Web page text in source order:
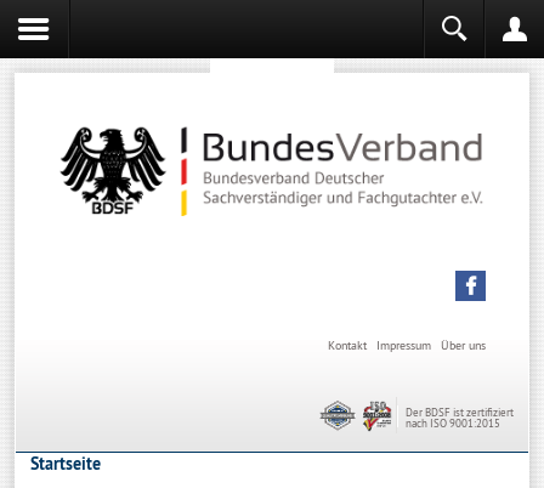
Über uns
Impressum
Kontakt
Der BDSF ist zertifiziert
nach ISO 9001:2015
Startseite